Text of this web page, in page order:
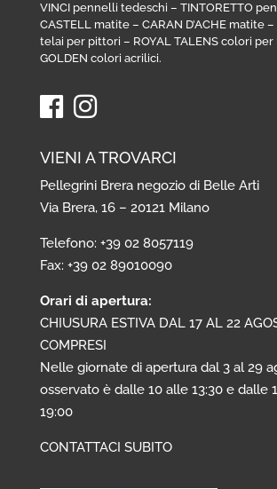
VINCI pennelli tedeschi – TINTORETTO
CASTELL matite– CARAN D’ACHE matite–
telai per pittori – ROYAL TALENS colori
GOLDEN colori acrilici.
VIENI A TROVARCI
Pellegrini Brera negozio di Belle Arti
Via Brera, 16 – 20121 Milano
Telefono: +39 02 8057119
Fax: +39 02 89010090
Orari di apertura:
CHIUSURA ESTIVA DAL 17 AL 22
COMPRESI
Nelle giornate di apertura dal 3 al 29
osservato è dalle 10 alle 13:30 e dalle
19:00
CONTATTACI SUBITO